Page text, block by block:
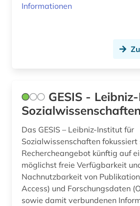
Informationen
GESIS -
Sozialwissenschaften
Das GESIS – Leibniz-Institut für
Sozialwissenschaften fokussiert
Rechercheangebot künftig auf
möglichst freie Verfügbarkeit
Nachnutzbarkeit von
Access) und Forschungsdaten
sowie damit verbundenen